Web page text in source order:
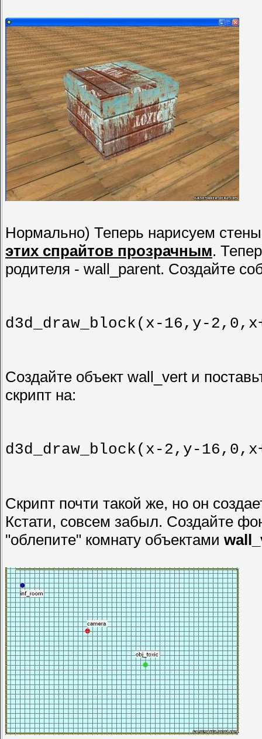
Нормально) Теперь нарисуем
этих спрайтов прозрачным.
родителя - wall_parent. Создайте
d3d_draw_block(x-16,y-
Создайте объект wall_vert и
скрипт на:
d3d_draw_block(x-2,y-
Скрипт почти такой же, но он
Кстати, совсем забыл. Создайте
"облепите" комнату объектами